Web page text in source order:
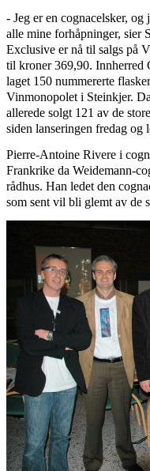
- Jeg er en cognacelsker,
alle mine forhåpninger, sier
Exclusive er nå til salgs på
til kroner 369,90. Innherred
laget 150 nummererte
Vinmonopolet i Steinkjer.
allerede solgt 121 av de
siden lanseringen fredag og
Pierre-Antoine Rivere i
Frankrike da Weidemann-
rådhus. Han ledet den
som sent vil bli glemt av de